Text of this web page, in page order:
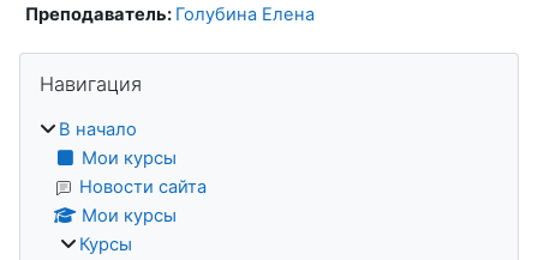
Преподаватель: Голубина Елена
Блоки
Навигация
В начало
Мои курсы
Новости сайта
Мои курсы
Курсы